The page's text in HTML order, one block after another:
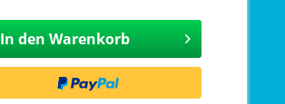
In den Warenkorb